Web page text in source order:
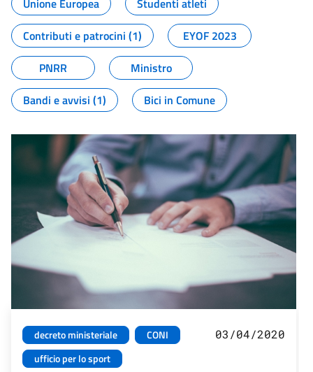
Unione Europea
Studenti atleti
Contributi e patrocini (1)
EYOF 2023
PNRR
Ministro
Bandi e avvisi (1)
Bici in Comune
decreto ministeriale
CONI
ufficio per lo sport
03/04/2020